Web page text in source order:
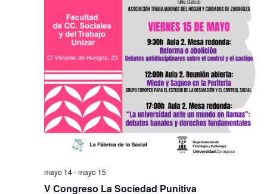
mayo 14-mayo 15
V Congreso La Sociedad Punitiva